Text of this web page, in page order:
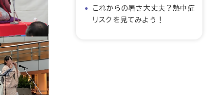
これからの暑さ大丈夫？熱中症
リスクを見てみよう！